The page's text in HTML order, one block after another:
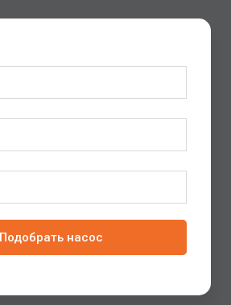
Подобрать насос